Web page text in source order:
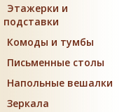
Этажерки и
подставки
Комоды и тумбы
Письменные столы
Напольные вешалки
Зеркала